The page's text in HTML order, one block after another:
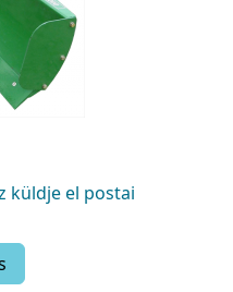
küldje el postai